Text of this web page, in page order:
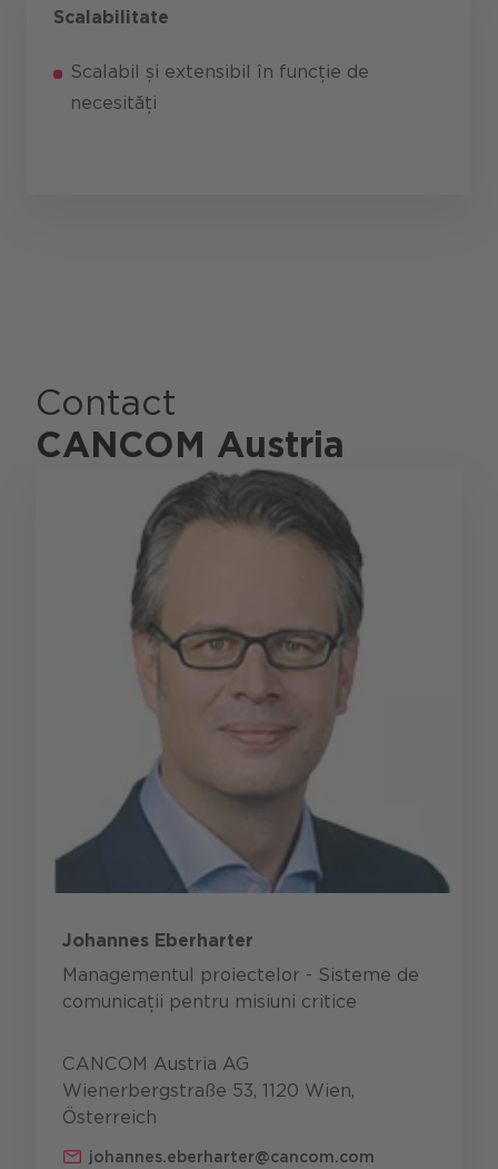
Scalabilitate
Scalabil și extensibil în funcție de
necesități
Contact
CANCOM Austria
Johannes Eberharter
Managementul proiectelor - Sisteme de
comunicații pentru misiuni critice
CANCOM Austria AG
Wienerbergstraße 53, 1120 Wien,
Österreich
johannes.eberharter@cancom.com